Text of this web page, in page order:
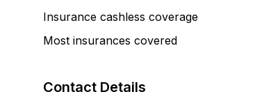
Insurance cashless coverage
Most insurances covered
Contact Details